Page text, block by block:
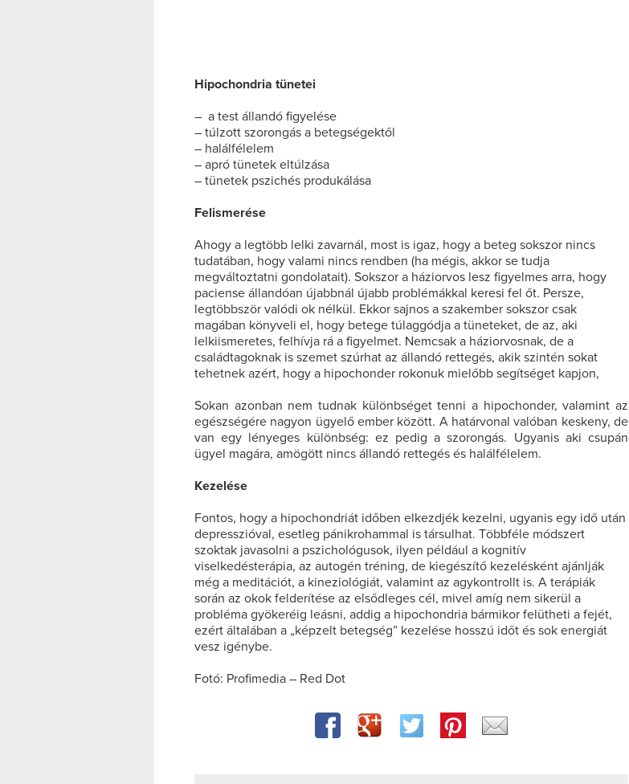
Hipochondria tünetei
– a test állandó figyelése
– túlzott szorongás a betegségektől
– halálfélelem
– apró tünetek eltúlzása
– tünetek pszichés produkálása
Felismerése
Ahogy a legtöbb lelki zavarnál, most is igaz, hogy a beteg sokszor nincs
tudatában, hogy valami nincs rendben (ha mégis, akkor se tudja
megváltoztatni gondolatait). Sokszor a háziorvos lesz figyelmes arra, hogy
paciense állandóan újabbnál újabb problémákkal keresi fel őt. Persze,
legtöbbször valódi ok nélkül. Ekkor sajnos a szakember sokszor csak
magában könyveli el, hogy betege túlaggódja a tüneteket, de az, aki
lelkiismeretes, felhívja rá a figyelmet. Nemcsak a háziorvosnak, de a
családtagoknak is szemet szúrhat az állandó rettegés, akik szintén sokat
tehetnek azért, hogy a hipochonder rokonuk mielőbb segítséget kapjon,
Sokan azonban nem tudnak különbséget tenni a hipochonder, valamint az
egészségére nagyon ügyelő ember között. A határvonal valóban keskeny, de
van egy lényeges különbség: ez pedig a szorongás. Ugyanis aki csupán
ügyel magára, amögött nincs állandó rettegés és halálfélelem.
Kezelése
Fontos, hogy a hipochondriát időben elkezdjék kezelni, ugyanis egy idő után
depresszióval, esetleg pánikrohammal is társulhat. Többféle módszert
szoktak javasolni a pszichológusok, ilyen például a kognitív
viselkedésterápia, az autogén tréning, de kiegészítő kezelésként ajánlják
még a meditációt, a kineziológiát, valamint az agykontrollt is. A terápiák
során az okok felderítése az elsődleges cél, mivel amíg nem sikerül a
probléma gyökeréig leásni, addig a hipochondria bármikor felütheti a fejét,
ezért általában a „képzelt betegség” kezelése hosszú időt és sok energiát
vesz igénybe.
Fotó: Profimedia – Red Dot